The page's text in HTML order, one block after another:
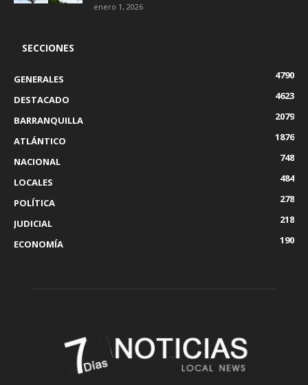
enero 1, 2026
SECCIONES
GENERALES
4790
DESTACADO
4623
BARRANQUILLA
2079
ATLÁNTICO
1876
NACIONAL
748
LOCALES
484
POLÍTICA
278
JUDICIAL
218
ECONOMÍA
190